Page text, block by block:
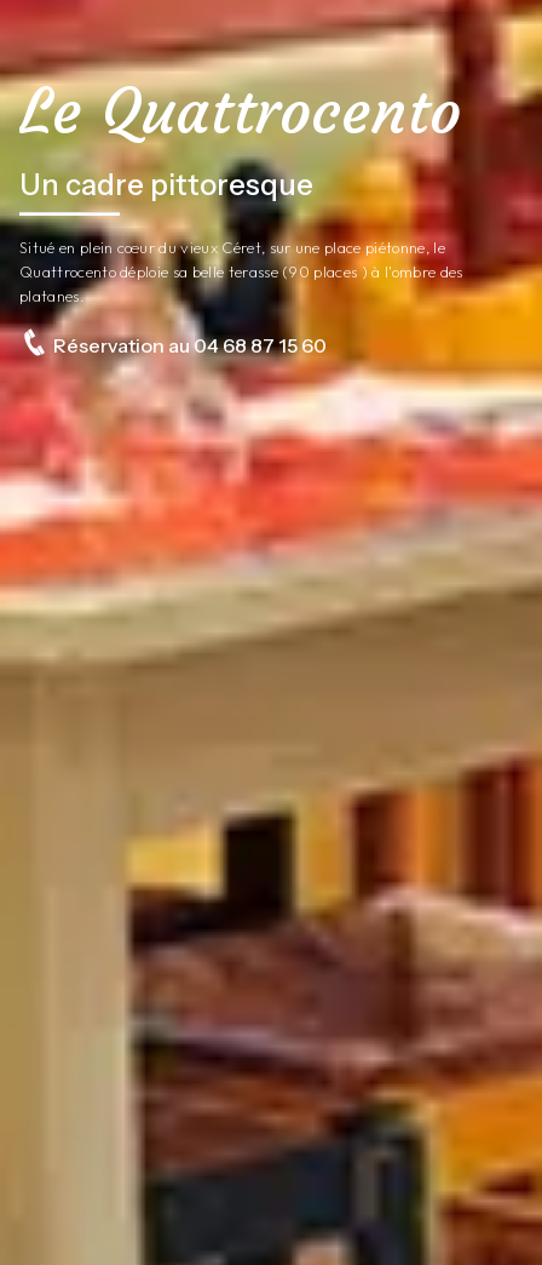
Le Quattrocento
Un cadre pittoresque
Situé en plein cœur du vieux Céret, sur une place piétonne, le
Quattrocento déploie sa belle terasse (90 places ) à l'ombre des
platanes.
Réservation au 04 68 87 15 60